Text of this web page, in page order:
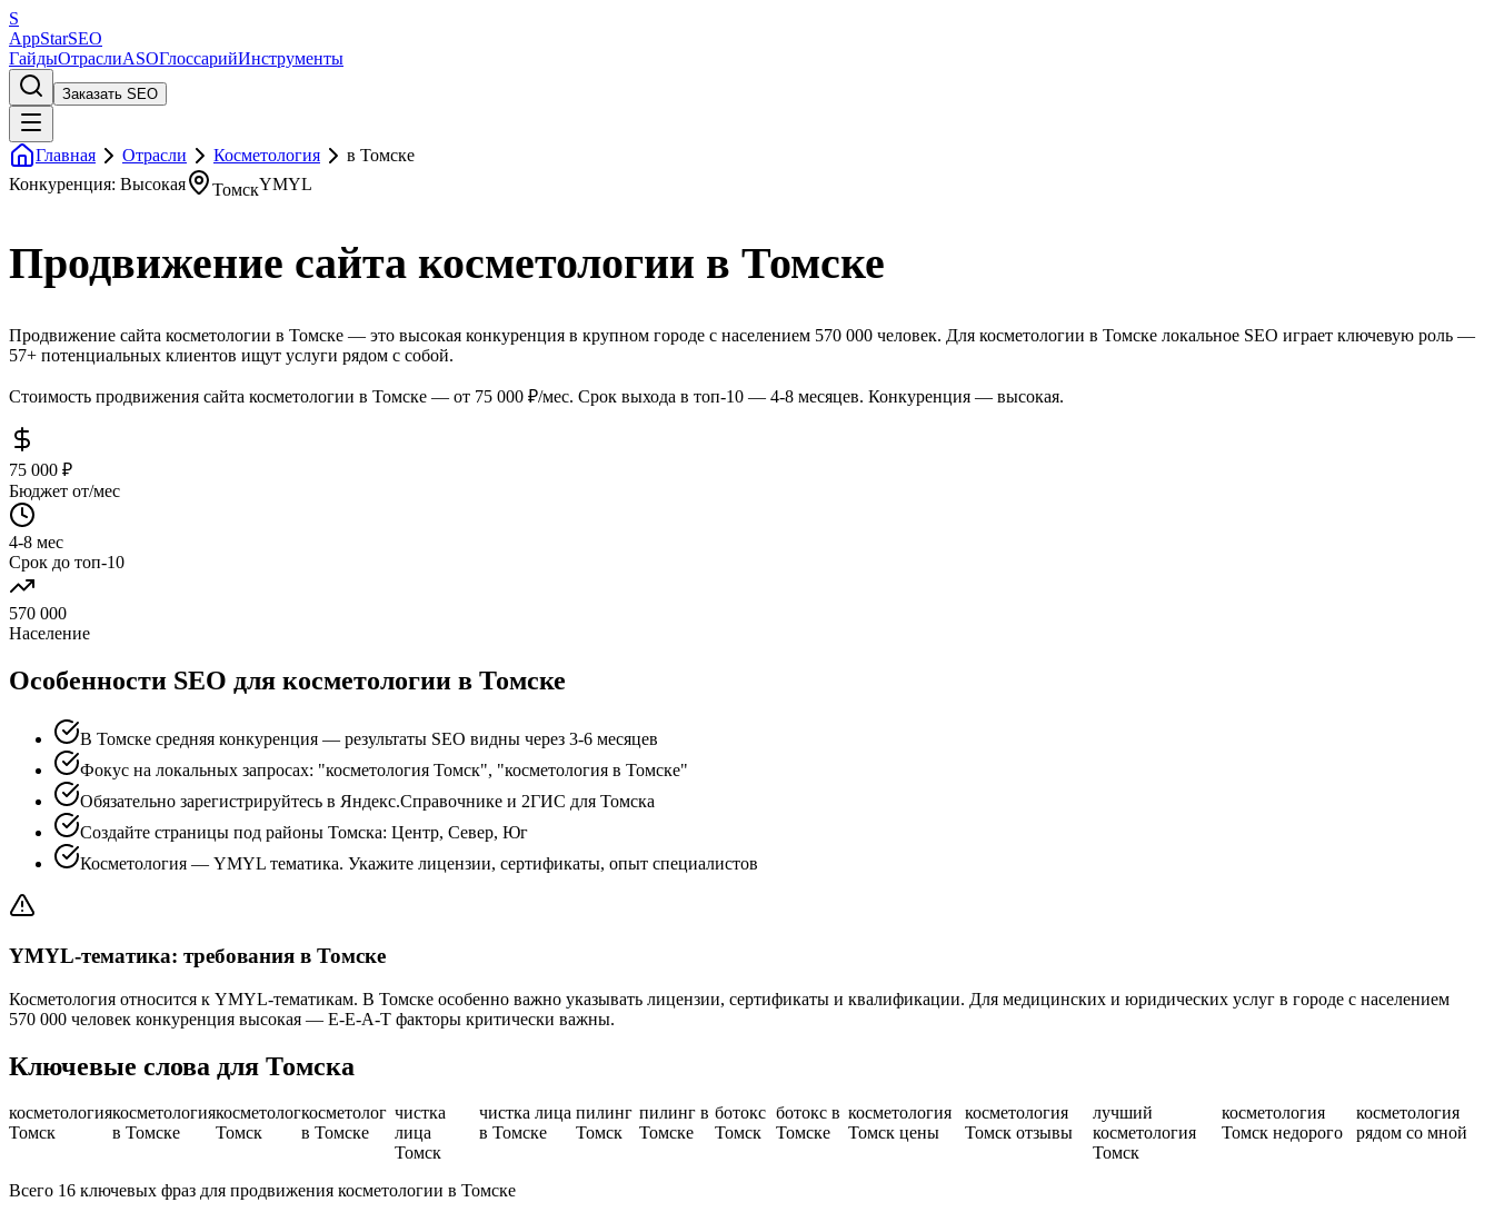
S
AppStarSEO
ГайдыОтраслиASOГлоссарийИнструменты
Заказать SEO
Главная Отрасли Косметология
в Томске
Конкуренция: Высокая
ТомскYMYL
Продвижение сайта косметологии в Томске
Продвижение сайта косметологии в Томске — это высокая конкуренция в крупном городе с населением 570 000 человек. Для косметологии в Томске локальное SEO играет ключевую роль —
57+ потенциальных клиентов ищут услуги рядом с собой.
Стоимость продвижения сайта косметологии в Томске — от 75 000 ₽/мес. Срок выхода в топ-10 — 4-8 месяцев. Конкуренция — высокая.
75 000 ₽
Бюджет от/мес
4-8 мес
Срок до топ-10
570 000
Население
Особенности SEO для косметологии в Томске
В Томске средняя конкуренция — результаты SEO видны через 3-6 месяцев
Фокус на локальных запросах: "косметология Томск", "косметология в Томске"
Обязательно зарегистрируйтесь в Яндекс.Справочнике и 2ГИС для Томска
Создайте страницы под районы Томска: Центр, Север, Юг
Косметология — YMYL тематика. Укажите лицензии, сертификаты, опыт специалистов
YMYL-тематика: требования в Томске
Косметология относится к YMYL-тематикам. В Томске особенно важно указывать лицензии, сертификаты и квалификации. Для медицинских и юридических услуг в городе с населением
570 000 человек конкуренция высокая — E-E-A-T факторы критически важны.
Ключевые слова для Томска
косметология
Томск
косметология
в Томске
косметолог
Томск
косметолог
в Томске
чистка
лица
Томск
чистка лица
в Томске
пилинг
Томск
пилинг в
Томске
ботокс
Томск
ботокс в
Томске
косметология
Томск цены
косметология
Томск отзывы
лучший
косметология
Томск
косметология
Томск недорого
косметология
рядом со мной
Всего 16 ключевых фраз для продвижения косметологии в Томске